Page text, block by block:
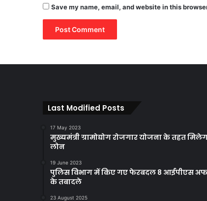
Save my name, email, and website in this
Last Modified Posts
17 May 2023
मुख्यमंत्री ग्रामोद्योग रोजगार योजना के तहत
लोन
19 June 2023
पुलिस विभाग में किए गए फेरबदल 8 आईपीएस
के तबादले
23 August 2025